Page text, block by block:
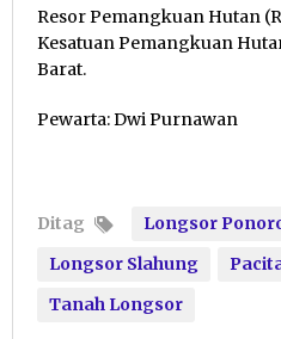
Resor Pemangkuan Hutan
Kesatuan Pemangkuan
Barat.
Pewarta: Dwi Purnawan
Ditag
Longsor
Longsor Slahung
Tanah Longsor